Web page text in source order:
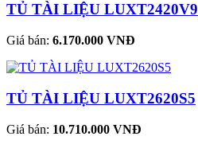
TỦ TÀI LIỆU LUXT2420V9
Giá bán: 6.170.000 VNĐ
TỦ TÀI LIỆU LUXT2620S5
Giá bán: 10.710.000 VNĐ